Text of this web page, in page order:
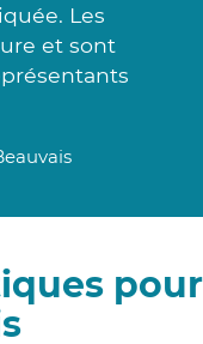
Les
et sont
pour